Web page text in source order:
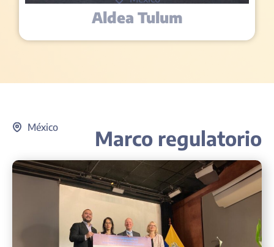
Aldea Tulum
México Marco regulatorio